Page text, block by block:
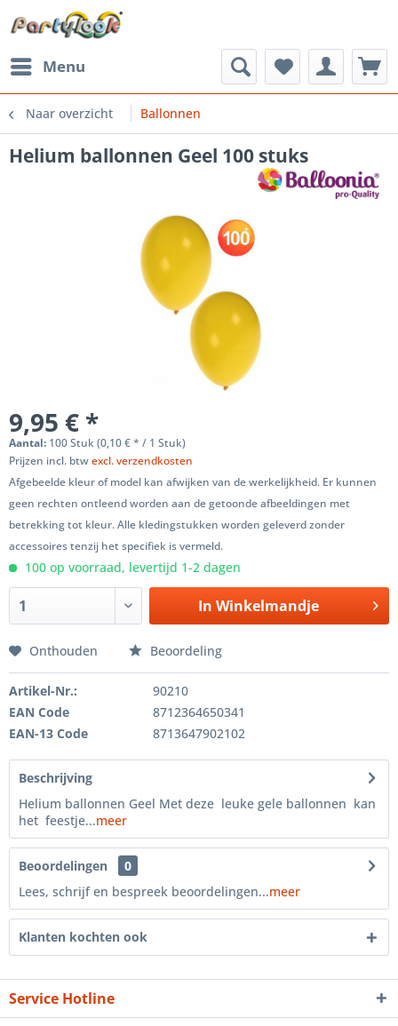
Menu
Naar overzicht Ballonnen
Helium ballonnen Geel 100 stuks
9,95 € *
Aantal: 100 Stuk (0,10 € * / 1 Stuk)
Prijzen incl. btwexcl. verzendkosten
Afgebeelde kleur of model kan afwijken van de werkelijkheid. Er kunnen
geen rechten ontleend worden aan de getoonde afbeeldingen met
betrekking tot kleur. Alle kledingstukken worden geleverd zonder
accessoires tenzij het specifiek is vermeld.
100 op voorraad, levertijd 1-2 dagen
In Winkelmandje
Onthouden Beoordeling
Artikel-Nr.:
90210
EAN Code
8712364650341
EAN-13 Code
8713647902102
Beschrijving
Helium ballonnen Geel Met deze leuke gele ballonnen kan
het feestje...meer
Beoordelingen
0
Lees, schrijf en bespreek beoordelingen...meer
Klanten kochten ook
Service Hotline